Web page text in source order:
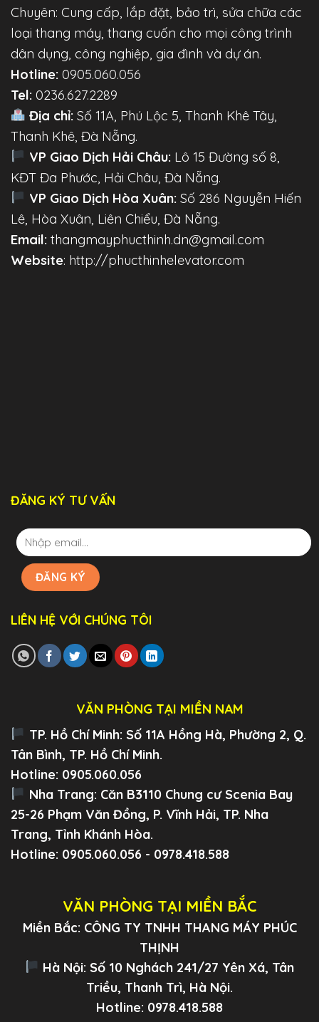
Chuyên: Cung cấp, lắp đặt, bảo trì, sửa chữa các
loại thang máy, thang cuốn cho mọi công trình
dân dụng, công nghiệp, gia đình và dự án.
Hotline: 0905.060.056
Tel: 0236.627.2289
Địa chỉ: Số 11A, Phú Lộc 5, Thanh Khê Tây,
Thanh Khê, Đà Nẵng.
VP Giao Dịch Hải Châu: Lô 15 Đường số 8,
KĐT Đa Phước, Hải Châu, Đà Nẵng.
VP Giao Dịch Hòa Xuân: Số 286 Nguyễn Hiến
Lê, Hòa Xuân, Liên Chiểu, Đà Nẵng.
Email: thangmayphucthinh.dn@gmail.com
Website: http://phucthinhelevator.com
ĐĂNG KÝ TƯ VẤN
LIÊN HỆ VỚI CHÚNG TÔI
VĂN PHÒNG TẠI MIỀN NAM
TP. Hồ Chí Minh: Số 11A Hồng Hà, Phường 2, Q.
Tân Bình, TP. Hồ Chí Minh.
Hotline: 0905.060.056
Nha Trang: Căn B3110 Chung cư Scenia Bay
25-26 Phạm Văn Đồng, P. Vĩnh Hải, TP. Nha
Trang, Tỉnh Khánh Hòa.
Hotline: 0905.060.056 - 0978.418.588
VĂN PHÒNG TẠI MIỀN BẮC
Miền Bắc: CÔNG TY TNHH THANG MÁY PHÚC
THỊNH
Hà Nội: Số 10 Nghách 241/27 Yên Xá, Tân
Triều, Thanh Trì, Hà Nội.
Hotline: 0978.418.588